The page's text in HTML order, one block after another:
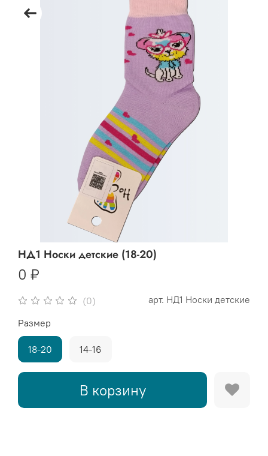
(0) арт. НД1 Носки детские
НД1 Носки детские (18-20)
0 ₽
В корзину
Размер
18-20 14-16